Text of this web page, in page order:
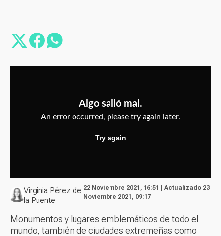
Virginia Pérez de
la Puente
22 Noviembre 2021, 16:51 | Actualizado 23
Noviembre 2021, 09:17
Monumentos y lugares emblemáticos de todo el
mundo, también de ciudades extremeñas como